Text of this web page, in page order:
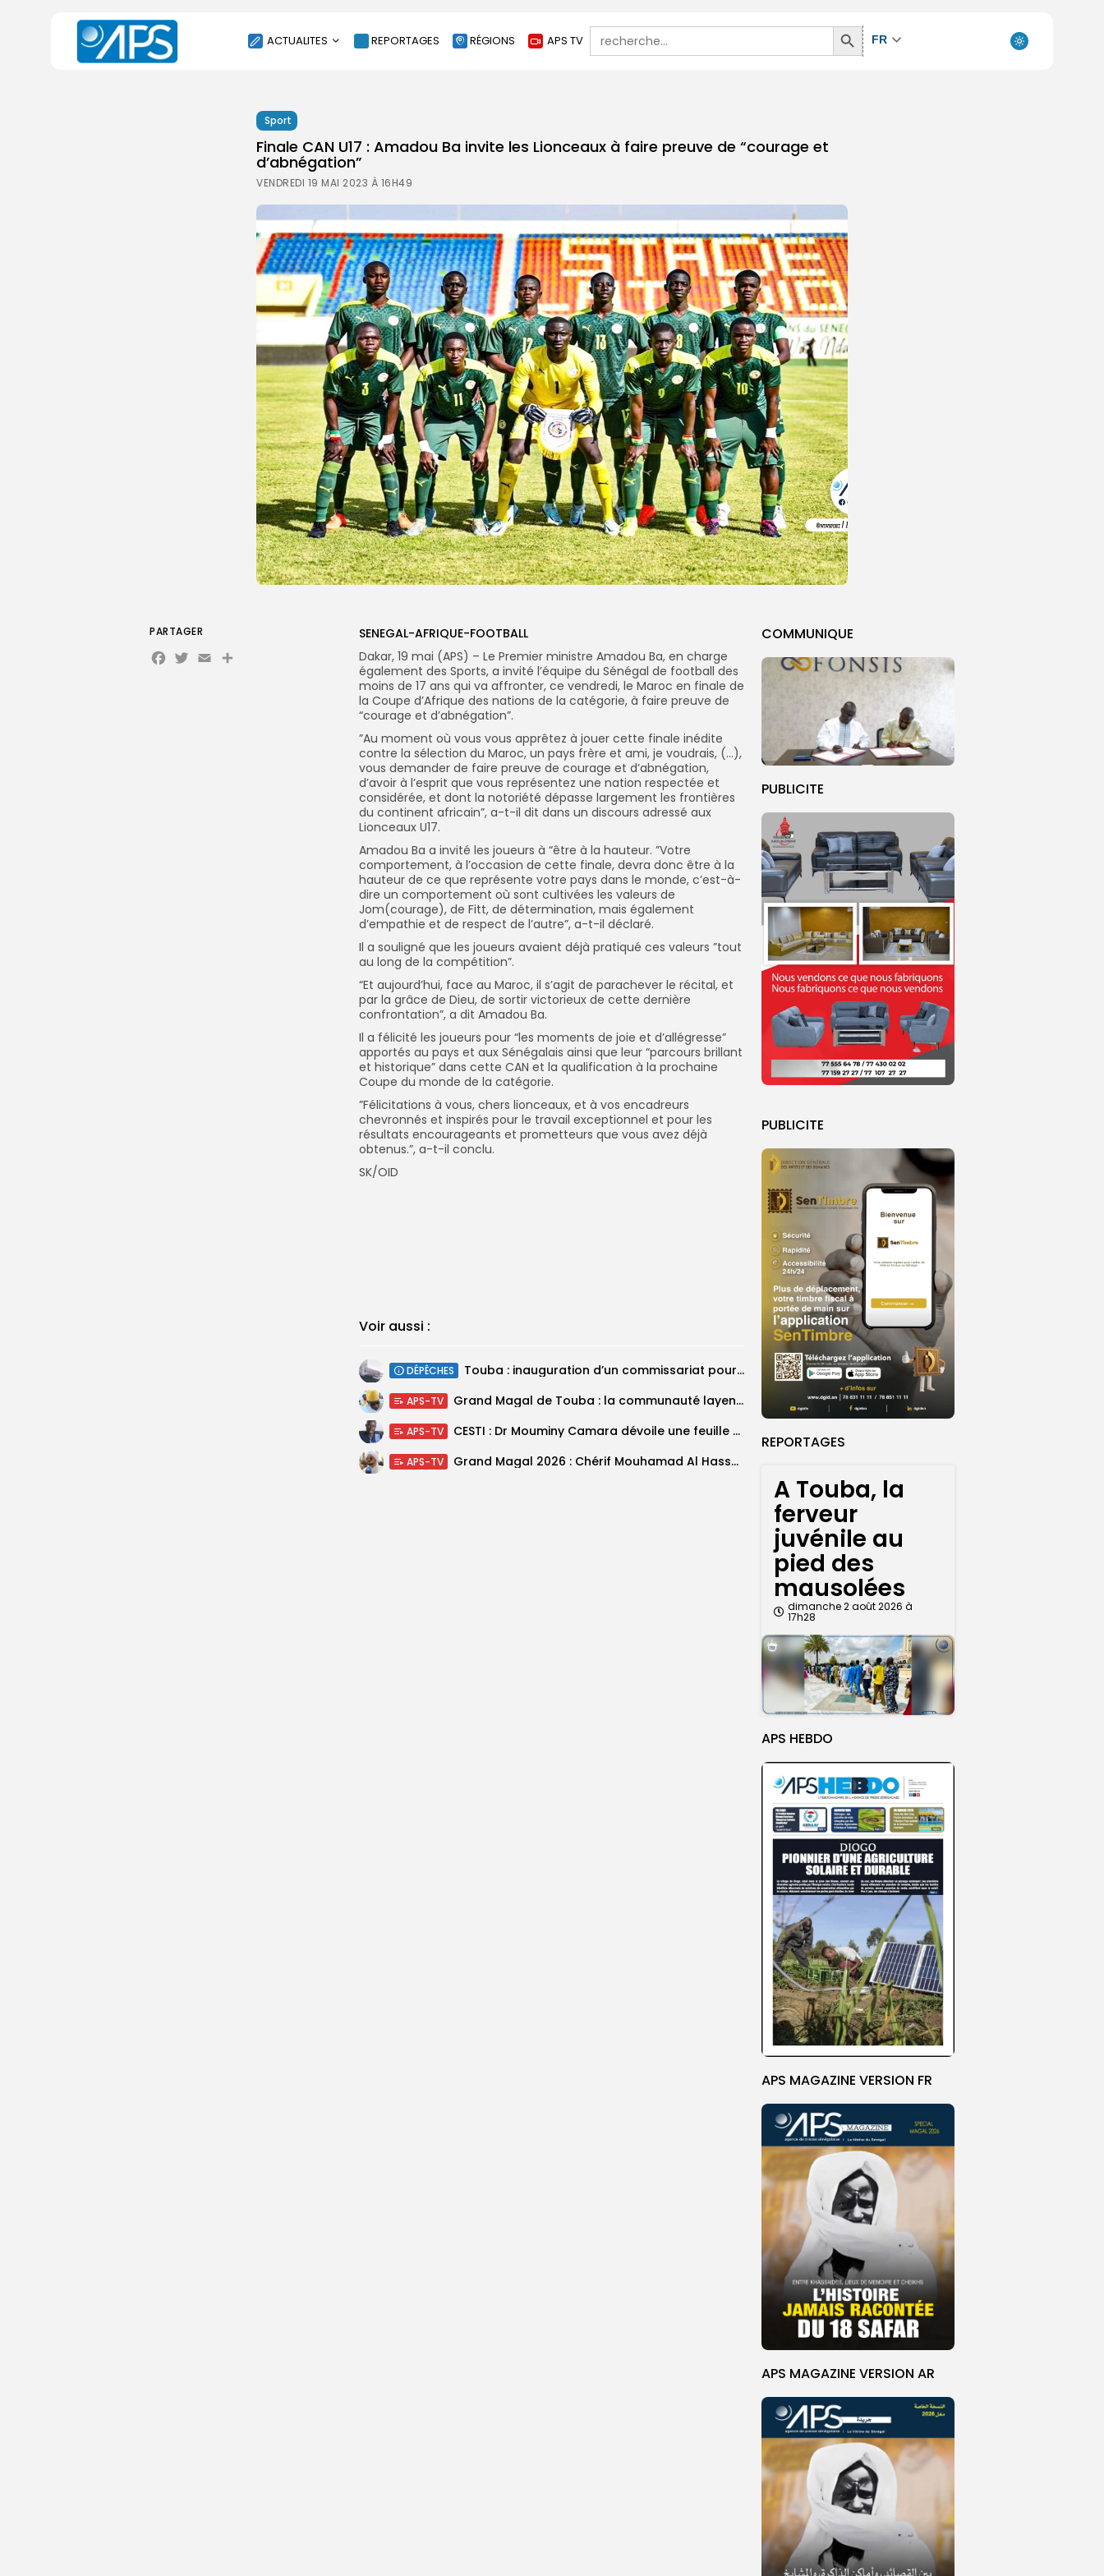
ACTUALITES
SOCIÉTÉ
ÉCONOMIE
CULTURE
ENVIRONNEMENT
INTERNATIONAL
AGENDA
SANTE
REPORTAGES RÉGIONS APS TV
Search
for:
Search
Button
FR
Sport
Finale CAN U17 : Amadou Ba invite les Lionceaux à faire preuve de “courage et
d’abnégation”
VENDREDI 19 MAI 2023 À 16H49
COMMUNIQUE
PUBLICITE
PUBLICITE
REPORTAGES
A Touba, la
ferveur
juvénile au
pied des
mausolées
dimanche 2 août 2026 à
17h28
APS HEBDO
APS MAGAZINE VERSION FR
APS MAGAZINE VERSION AR
SENEGAL-AFRIQUE-FOOTBALL
Dakar, 19 mai (APS) – Le Premier ministre Amadou Ba, en charge
également des Sports, a invité l’équipe du Sénégal de football des
moins de 17 ans qui va affronter, ce vendredi, le Maroc en finale de
la Coupe d’Afrique des nations de la catégorie, à faire preuve de
“courage et d’abnégation”.
”Au moment où vous vous apprêtez à jouer cette finale inédite
contre la sélection du Maroc, un pays frère et ami, je voudrais, (…),
vous demander de faire preuve de courage et d’abnégation,
d’avoir à l’esprit que vous représentez une nation respectée et
considérée, et dont la notoriété dépasse largement les frontières
du continent africain”, a-t-il dit dans un discours adressé aux
Lionceaux U17.
Amadou Ba a invité les joueurs à “être à la hauteur. ”Votre
comportement, à l’occasion de cette finale, devra donc être à la
hauteur de ce que représente votre pays dans le monde, c’est-à-
dire un comportement où sont cultivées les valeurs de
Jom(courage), de Fitt, de détermination, mais également
d’empathie et de respect de l’autre”, a-t-il déclaré.
Il a souligné que les joueurs avaient déjà pratiqué ces valeurs ”tout
au long de la compétition”.
“Et aujourd’hui, face au Maroc, il s’agit de parachever le récital, et
par la grâce de Dieu, de sortir victorieux de cette dernière
confrontation”, a dit Amadou Ba.
Il a félicité les joueurs pour “les moments de joie et d’allégresse”
apportés au pays et aux Sénégalais ainsi que leur “parcours brillant
et historique” dans cette CAN et la qualification à la prochaine
Coupe du monde de la catégorie.
”Félicitations à vous, chers lionceaux, et à vos encadreurs
chevronnés et inspirés pour le travail exceptionnel et pour les
résultats encourageants et prometteurs que vous avez déjà
obtenus.”, a-t-il conclu.
SK/OID
Voir aussi :
DÉPÊCHES Touba : inauguration d’un commissariat pour renforcer le dispositif sécuritaire de la...
APS-TV Grand Magal de Touba : la communauté layenne souligne une célébration qui...
APS-TV CESTI : Dr Mouminy Camara dévoile une feuille de route
APS-TV Grand Magal 2026 : Chérif Mouhamad Al Hassani salue un événement porteur...
PARTAGER
Facebook
Twitter
Email